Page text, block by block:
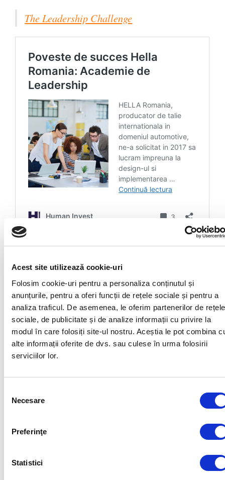
Acest site utilizează cookie-uri
Folosim cookie-uri pentru a personaliza conținutul și
anunțurile, pentru a oferi funcții de rețele sociale și pentru a
analiza traficul. De asemenea, le oferim partenerilor de rețele
sociale, de publicitate și de analize informații cu privire la
modul în care folosiți site-ul nostru. Aceștia le pot combina
alte informații oferite de dvs. sau culese în urma folosirii
serviciilor lor.
consimțământului
Necesare
Preferinţe
Statistici
The Leadership Challenge